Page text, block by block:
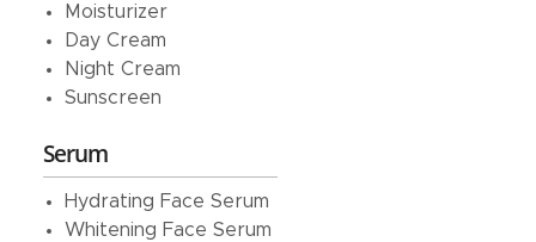
Moisturizer
Day Cream
Night Cream
Sunscreen
Serum
Hydrating Face Serum
Whitening Face Serum